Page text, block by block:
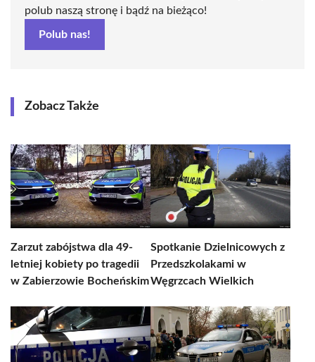
polub naszą stronę i bądź na bieżąco!
Polub nas!
Zobacz Także
Zarzut zabójstwa dla 49-
letniej kobiety po tragedii
w Zabierzowie Bocheńskim
Spotkanie Dzielnicowych z
Przedszkolakami w
Węgrzcach Wielkich